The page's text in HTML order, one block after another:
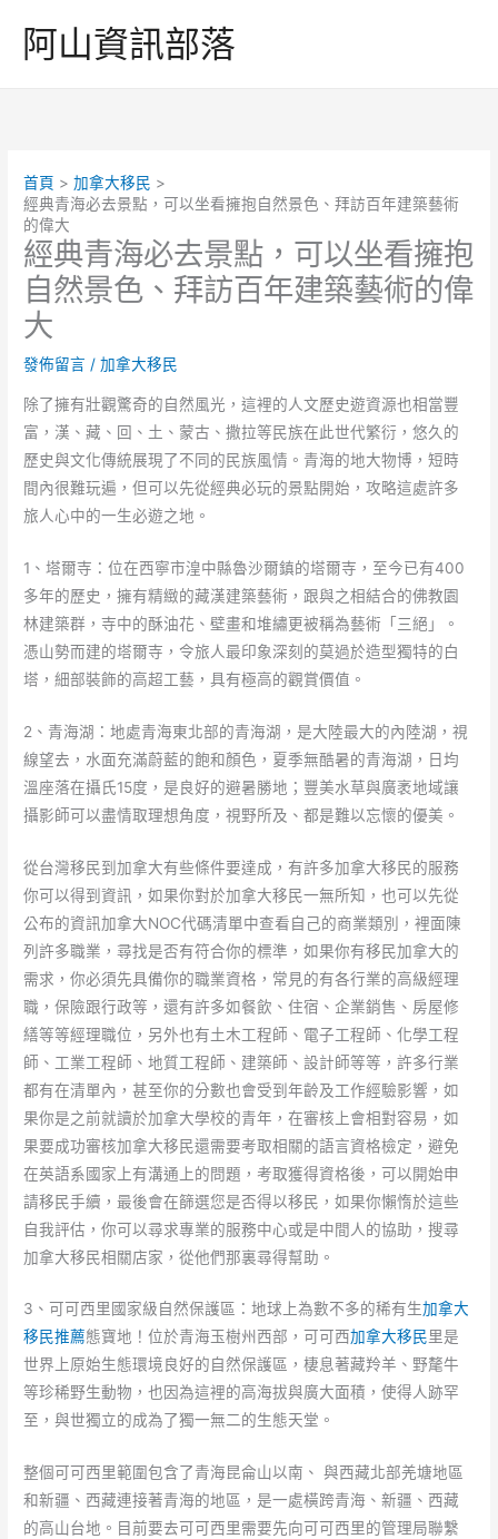
阿山資訊部落
首頁
加拿大移民
經典青海必去景點，可以坐看擁抱自然景色、拜訪百年建築藝術
的偉大
經典青海必去景點，可以坐看擁抱
自然景色、拜訪百年建築藝術的偉
大
發佈留言 /加拿大移民
除了擁有壯觀驚奇的自然風光，這裡的人文歷史遊資源也相當豐
富，漢、藏、回、土、蒙古、撒拉等民族在此世代繁衍，悠久的
歷史與文化傳統展現了不同的民族風情。青海的地大物博，短時
間內很難玩遍，但可以先從經典必玩的景點開始，攻略這處許多
旅人心中的一生必遊之地。
1、塔爾寺：位在西寧市湟中縣魯沙爾鎮的塔爾寺，至今已有400
多年的歷史，擁有精緻的藏漢建築藝術，跟與之相結合的佛教園
林建築群，寺中的酥油花、壁畫和堆繡更被稱為藝術「三絕」。
憑山勢而建的塔爾寺，令旅人最印象深刻的莫過於造型獨特的白
塔，細部裝飾的高超工藝，具有極高的觀賞價值。
2、青海湖：地處青海東北部的青海湖，是大陸最大的內陸湖，視
線望去，水面充滿蔚藍的飽和顏色，夏季無酷暑的青海湖，日均
溫座落在攝氏15度，是良好的避暑勝地；豐美水草與廣袤地域讓
攝影師可以盡情取理想角度，視野所及、都是難以忘懷的優美。
從台灣移民到加拿大有些條件要達成，有許多加拿大移民的服務
你可以得到資訊，如果你對於加拿大移民一無所知，也可以先從
公布的資訊加拿大NOC代碼清單中查看自己的商業類別，裡面陳
列許多職業，尋找是否有符合你的標準，如果你有移民加拿大的
需求，你必須先具備你的職業資格，常見的有各行業的高級經理
職，保險跟行政等，還有許多如餐飲、住宿、企業銷售、房屋修
繕等等經理職位，另外也有土木工程師、電子工程師、化學工程
師、工業工程師、地質工程師、建築師、設計師等等，許多行業
都有在清單內，甚至你的分數也會受到年齡及工作經驗影響，如
果你是之前就讀於加拿大學校的青年，在審核上會相對容易，如
果要成功審核加拿大移民還需要考取相關的語言資格檢定，避免
在英語系國家上有溝通上的問題，考取獲得資格後，可以開始申
請移民手續，最後會在篩選您是否得以移民，如果你懶惰於這些
自我評估，你可以尋求專業的服務中心或是中間人的協助，搜尋
加拿大移民相關店家，從他們那裏尋得幫助。
3、可可西里國家級自然保護區：地球上為數不多的稀有生加拿大
移民推薦態寶地！位於青海玉樹州西部，可可西加拿大移民里是
世界上原始生態環境良好的自然保護區，棲息著藏羚羊、野氂牛
等珍稀野生動物，也因為這裡的高海拔與廣大面積，使得人跡罕
至，與世獨立的成為了獨一無二的生態天堂。
整個可可西里範圍包含了青海昆侖山以南、 與西藏北部羌塘地區
和新疆、西藏連接著青海的地區，是一處橫跨青海、新疆、西藏
的高山台地。目前要去可可西里需要先向可可西里的管理局聯繫